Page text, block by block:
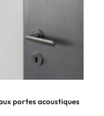
portes acoustiques